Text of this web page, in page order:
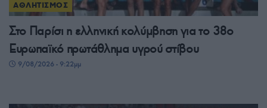
ΑΘΛΗΤΙΣΜΟΣ
Στο Παρίσι η ελληνική κολύμβηση για το 38ο
Ευρωπαϊκό πρωτάθλημα υγρού στίβου
9/08/2026 - 9:22μμ